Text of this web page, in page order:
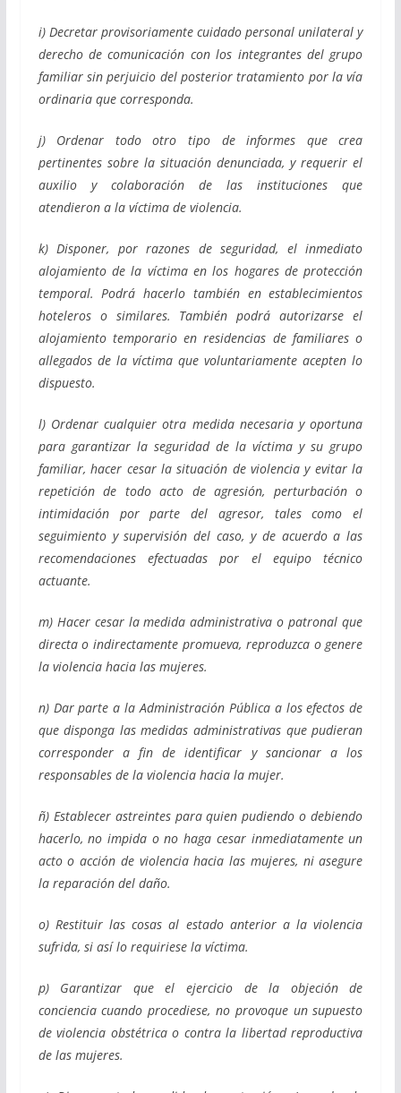
i) Decretar provisoriamente cuidado personal unilateral y
derecho de comunicación con los integrantes del grupo
familiar sin perjuicio del posterior tratamiento por la vía
ordinaria que corresponda.
j) Ordenar todo otro tipo de informes que crea
pertinentes sobre la situación denunciada, y requerir el
auxilio y colaboración de las instituciones que
atendieron a la víctima de violencia.
k) Disponer, por razones de seguridad, el inmediato
alojamiento de la víctima en los hogares de protección
temporal. Podrá hacerlo también en establecimientos
hoteleros o similares. También podrá autorizarse el
alojamiento temporario en residencias de familiares o
allegados de la víctima que voluntariamente acepten lo
dispuesto.
l) Ordenar cualquier otra medida necesaria y oportuna
para garantizar la seguridad de la víctima y su grupo
familiar, hacer cesar la situación de violencia y evitar la
repetición de todo acto de agresión, perturbación o
intimidación por parte del agresor, tales como el
seguimiento y supervisión del caso, y de acuerdo a las
recomendaciones efectuadas por el equipo técnico
actuante.
m) Hacer cesar la medida administrativa o patronal que
directa o indirectamente promueva, reproduzca o genere
la violencia hacia las mujeres.
n) Dar parte a la Administración Pública a los efectos de
que disponga las medidas administrativas que pudieran
corresponder a fin de identificar y sancionar a los
responsables de la violencia hacia la mujer.
ñ) Establecer astreintes para quien pudiendo o debiendo
hacerlo, no impida o no haga cesar inmediatamente un
acto o acción de violencia hacia las mujeres, ni asegure
la reparación del daño.
o) Restituir las cosas al estado anterior a la violencia
sufrida, si así lo requiriese la víctima.
p) Garantizar que el ejercicio de la objeción de
conciencia cuando procediese, no provoque un supuesto
de violencia obstétrica o contra la libertad reproductiva
de las mujeres.